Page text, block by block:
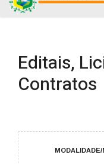
Editais,
Contratos
MODALIDADE/